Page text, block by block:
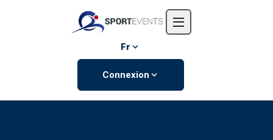
L'entreprise
Événements
Fr
Connexion